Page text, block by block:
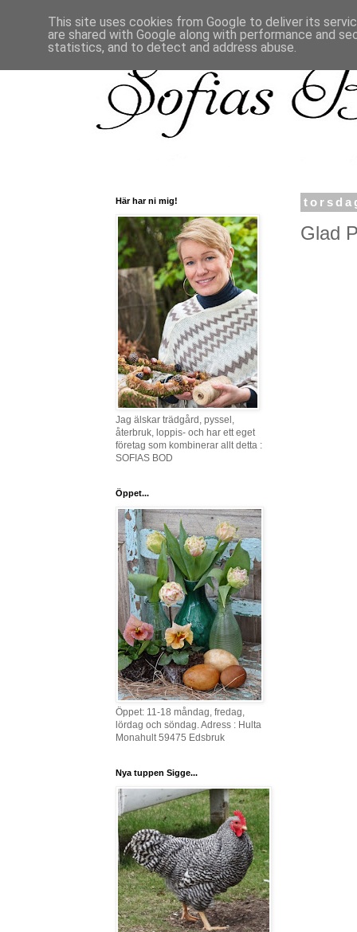
Glad
Här har ni mig!
Jag älskar trädgård, pyssel,
återbruk, loppis- och har ett eget
företag som kombinerar allt detta :
SOFIAS BOD
Öppet...
Öppet: 11-18 måndag, fredag,
lördag och söndag. Adress : Hulta
Monahult 59475 Edsbruk
Nya tuppen Sigge...
This site uses cookies from Google to deliver its
are shared with Google along with performance and
statistics, and to detect and address abuse.